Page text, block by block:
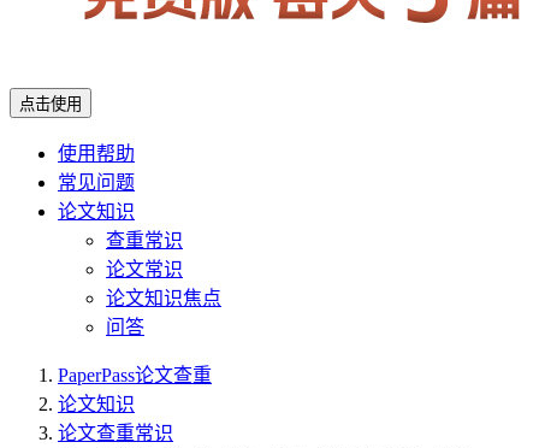
点击使用
使用帮助
常见问题
论文知识
查重常识
论文常识
论文知识焦点
问答
PaperPass论文查重
论文知识
论文查重常识